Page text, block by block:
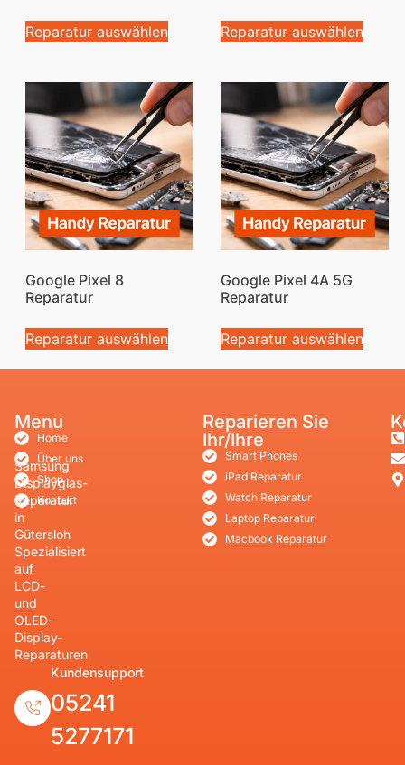
Reparatur auswählen Reparatur auswählen
Google Pixel 8
Reparatur
Reparatur auswählen
Google Pixel 4A 5G
Reparatur
Reparatur auswählen
Samsung
Displayglas-
Reparatur
in
Gütersloh
Spezialisiert
auf
LCD-
und
OLED-
Display-
Reparaturen
Kundensupport
05241
5277171
Menu
Home
Über uns
Shop
Kontakt
Reparieren Sie
Ihr/Ihre
Smart Phones
iPad Reparatur
Watch Reparatur
Laptop Reparatur
Macbook Reparatur